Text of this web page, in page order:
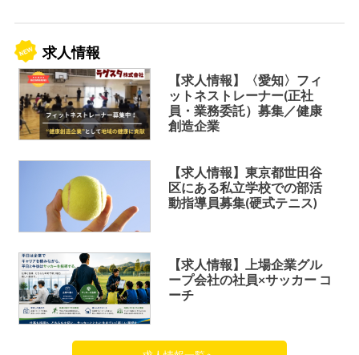
求人情報
【求人情報】〈愛知〉フィ
ットネストレーナー(正社
員・業務委託）募集／健康
創造企業
【求人情報】東京都世田谷
区にある私立学校での部活
動指導員募集(硬式テニス)
【求人情報】上場企業グル
ープ会社の社員×サッカー コ
ーチ